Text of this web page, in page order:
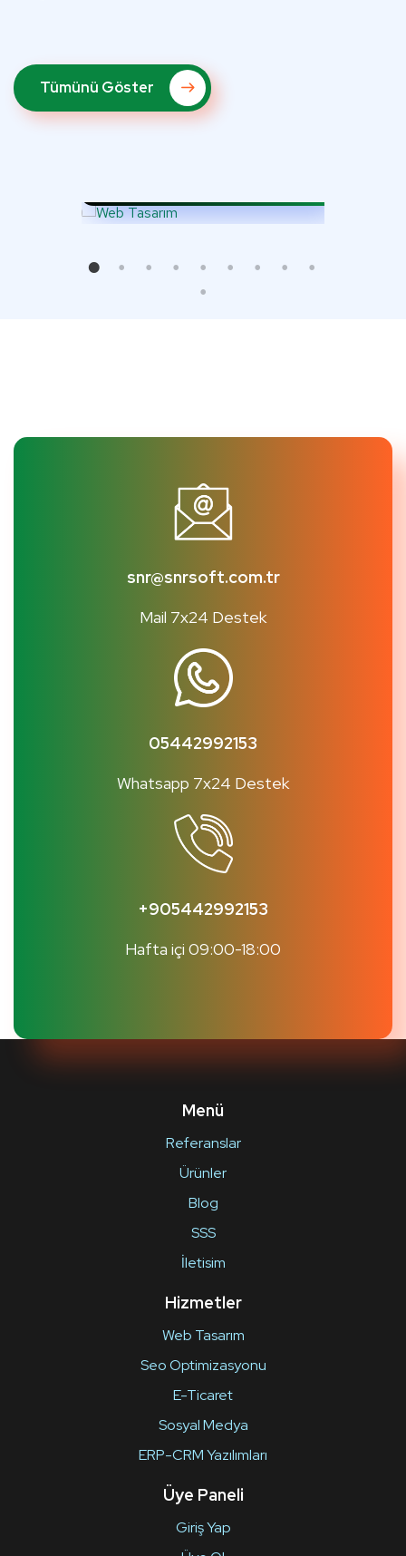
Tümünü Göster
snr@snrsoft.com.tr
Mail 7x24 Destek
05442992153
Whatsapp 7x24 Destek
+905442992153
Hafta içi 09:00-18:00
Menü
Referanslar
Ürünler
Blog
SSS
İletisim
Hizmetler
Web Tasarım
Seo Optimizasyonu
E-Ticaret
Sosyal Medya
ERP-CRM Yazılımları
Üye Paneli
Giriş Yap